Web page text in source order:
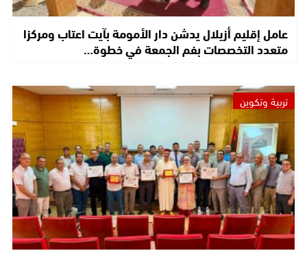
عامل إقليم أزيلال يدشن دار الأمومة بآيت اعتاب ومركزا
متعدد التخصصات بفم الجمعة في خطوة…
تربية وتكوين